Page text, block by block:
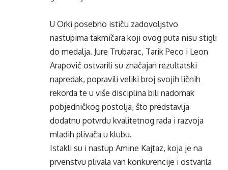
U Orki posebno ističu zadovoljstvo
nastupima takmičara koji ovog puta nisu stigli
do medalja. Jure Trubarac, Tarik Peco i Leon
Arapović ostvarili su značajan rezultatski
napredak, popravili veliki broj svojih ličnih
rekorda te u više disciplina bili nadomak
pobjedničkog postolja, što predstavlja
dodatnu potvrdu kvalitetnog rada i razvoja
mladih plivača u klubu.
Istakli su i nastup Amine Kajtaz, koja je na
prvenstvu plivala van konkurencije i ostvarila